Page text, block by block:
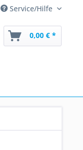
Service/Hilfe
0,00 € *